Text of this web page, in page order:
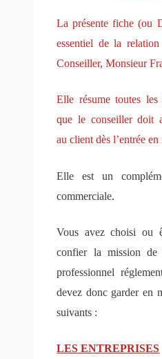
La présente fiche (ou
essentiel de la
Conseiller, Monsieur
Elle résume toutes les
que le conseiller doit
au client dès l’entrée
Elle est un
commerciale.
Vous avez choisi ou
confier la mission de
professionnel
devez donc garder en
suivants :
LES ENTREPRISES